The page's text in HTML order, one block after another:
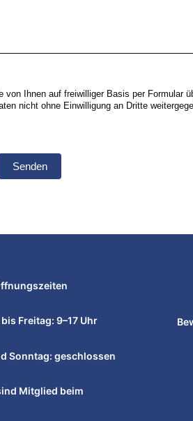
Ihnen auf freiwilliger Basis per Formular
nicht ohne Einwilligung an Dritte
Senden
Freitag: 9–17 Uhr
Sonntag: geschlossen
Mitglied beim